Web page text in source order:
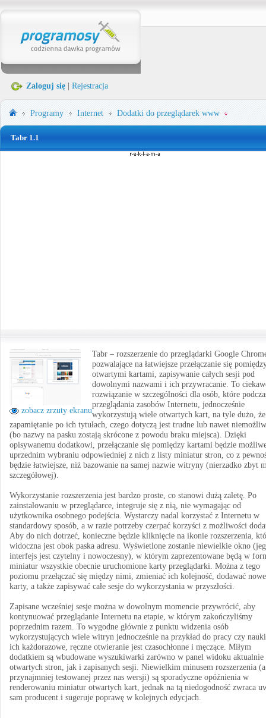
Zaloguj się Rejestracja
Programy Internet Dodatki do przeglądarek www
Tabr 1.1
zobacz zrzuty ekranu
Tabr – rozszerzenie do przeglądarki Google
pozwalające na łatwiejsze przełączanie się
otwartymi kartami, zapisywanie całych sesji pod
dowolnymi nazwami i ich przywracanie. To
rozwiązanie w szczególności dla osób, które
przeglądania zasobów Internetu, jednocześnie
wykorzystują wiele otwartych kart, na tyle dużo, że
zapamiętanie po ich tytułach, czego dotyczą jest trudne lub nawet
(bo nazwy na pasku zostają skrócone z powodu braku miejsca). Dzięki
opisywanemu dodatkowi, przełączanie się pomiędzy kartami będzie
uprzednim wybraniu odpowiedniej z nich z listy miniatur stron, co z
będzie łatwiejsze, niż bazowanie na samej nazwie witryny (nierzadko zbyt
szczegółowej).
Wykorzystanie rozszerzenia jest bardzo proste, co stanowi dużą zaletę. Po
zainstalowaniu w przeglądarce, integruje się z nią, nie wymagając od
użytkownika osobnego podejścia. Wystarczy nadal korzystać z Internetu w
standardowy sposób, a w razie potrzeby czerpać korzyści z możliwości
Aby do nich dotrzeć, konieczne będzie kliknięcie na ikonie rozszerzenia,
widoczna jest obok paska adresu. Wyświetlone zostanie niewielkie okno
interfejs jest czytelny i nowoczesny), w którym zaprezentowane będą w
miniatur wszystkie obecnie uruchomione karty przeglądarki. Można z tego
poziomu przełączać się między nimi, zmieniać ich kolejność, dodawać nowe
karty, a także zapisywać całe sesje do wykorzystania w przyszłości.
Zapisane wcześniej sesje można w dowolnym momencie przywrócić, aby
kontynuować przeglądanie Internetu na etapie, w którym zakończyliśmy
poprzednim razem. To wygodne głównie z punktu widzenia osób
wykorzystujących wiele witryn jednocześnie na przykład do pracy czy
ich każdorazowe, ręczne otwieranie jest czasochłonne i męczące. Miłym
dodatkiem są wbudowane wyszukiwarki zarówno w panel widoku aktualnie
otwartych stron, jak i zapisanych sesji. Niewielkim minusem rozszerzenia (a
przynajmniej testowanej przez nas wersji) są sporadyczne opóźnienia w
renderowaniu miniatur otwartych kart, jednak na tą niedogodność zwraca
sam producent i sugeruje poprawę w kolejnych edycjach.